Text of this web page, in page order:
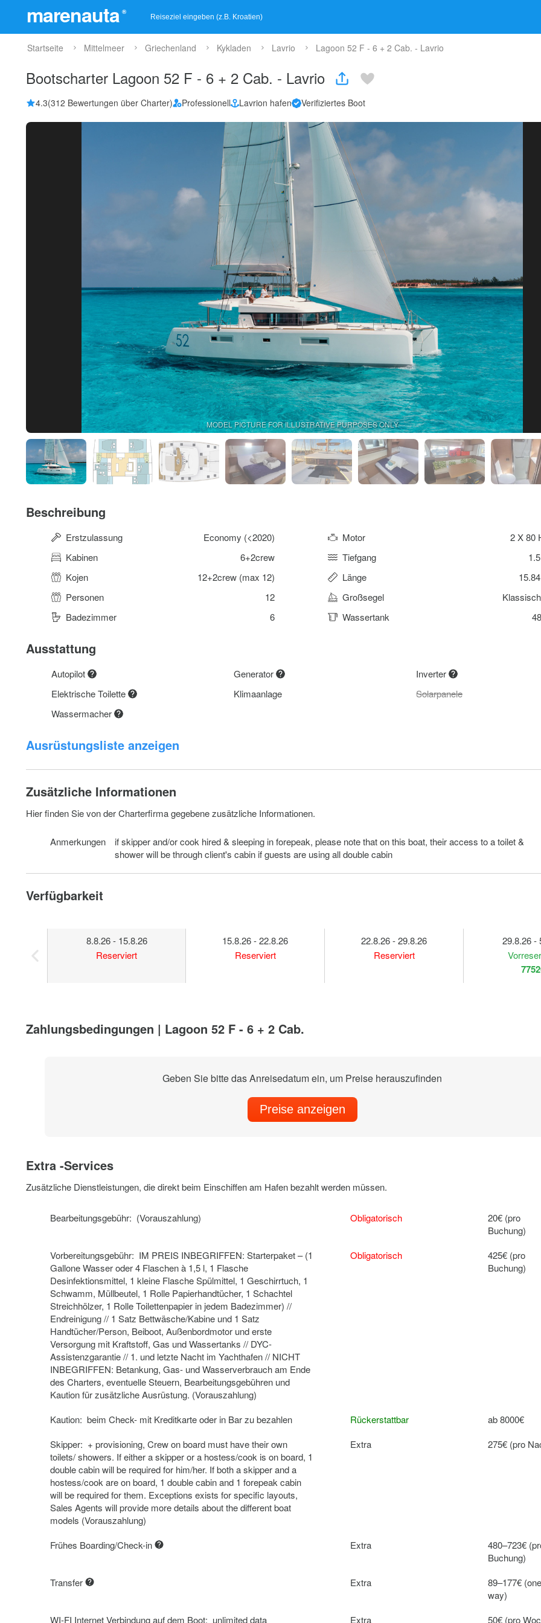
marenauta ®
Startseite Mittelmeer Griechenland Kykladen Lavrio Lagoon 52 F - 6 + 2 Cab. - Lavrio
Bootscharter Lagoon 52 F - 6 + 2 Cab. - Lavrio
4.3(312 Bewertungen über Charter) Professionell Lavrion hafen Verifiziertes Boot
MODEL PICTURE FOR ILLUSTRATIVE PURPOSES ONLY
Beschreibung
Erstzulassung Economy (<2020) Motor
2 X 80
Kabinen
6+2crew Tiefgang
Kojen
12+2crew (max 12) Länge
Personen
12 Großsegel
Badezimmer
6 Wassertank
Ausstattung
Autopilot Generator
Inverter
Elektrische Toilette
Klimaanlage
Solarpanele
Wassermacher
Ausrüstungsliste anzeigen
Zusätzliche Informationen
Hier finden Sie von der Charterfirma gegebene zusätzliche Informationen.
Anmerkungen
if skipper and/or cook hired & sleeping in forepeak, please note that on this boat, their access to a toilet &
shower will be through client's cabin if guests are using all double cabin
Verfügbarkeit
8.8.26 - 15.8.26
Reserviert
15.8.26 - 22.8.26
Reserviert
22.8.26 - 29.8.26
Reserviert
29.8.26 -
Zahlungsbedingungen | Lagoon 52 F - 6 + 2 Cab.
Geben Sie bitte das Anreisedatum ein, um Preise herauszufinden
Preise anzeigen
Extra -Services
Zusätzliche Dienstleistungen, die direkt beim Einschiffen am Hafen bezahlt werden müssen.
Bearbeitungsgebühr: (Vorauszahlung) Obligatorisch
20€ (pro
Buchung)
Vorbereitungsgebühr: IM PREIS INBEGRIFFEN: Starterpaket – (1
Gallone Wasser oder 4 Flaschen à 1,5 l, 1 Flasche
Desinfektionsmittel, 1 kleine Flasche Spülmittel, 1 Geschirrtuch, 1
Schwamm, Müllbeutel, 1 Rolle Papierhandtücher, 1 Schachtel
Streichhölzer, 1 Rolle Toilettenpapier in jedem Badezimmer) //
Endreinigung // 1 Satz Bettwäsche/Kabine und 1 Satz
Handtücher/Person, Beiboot, Außenbordmotor und erste
Versorgung mit Kraftstoff, Gas und Wassertanks // DYC-
Assistenzgarantie // 1. und letzte Nacht im Yachthafen // NICHT
INBEGRIFFEN: Betankung, Gas- und Wasserverbrauch am Ende
des Charters, eventuelle Steuern, Bearbeitungsgebühren und
Kaution für zusätzliche Ausrüstung. (Vorauszahlung)
Obligatorisch
425€ (pro
Buchung)
Kaution: beim Check- mit Kreditkarte oder in Bar zu bezahlen Rückerstattbar
ab 8000€
Skipper: + provisioning, Crew on board must have their own
toilets/ showers. If either a skipper or a hostess/cook is on board, 1
double cabin will be required for him/her. If both a skipper and a
hostess/cook are on board, 1 double cabin and 1 forepeak cabin
will be required for them. Exceptions exists for specific layouts,
Sales Agents will provide more details about the different boat
models (Vorauszahlung)
Extra 275€ (pro
Frühes Boarding/Check-in Extra
480–723€
Buchung)
Transfer
Extra
89–177€
way)
WI-FI Internet Verbindung auf dem Boot: unlimited data
Extra 50€ (pro